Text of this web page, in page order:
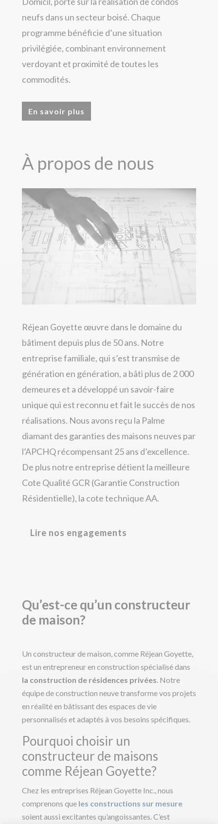
neufs dans un secteur boisé. Chaque
programme bénéficie d’une situation
privilégiée, combinant environnement
verdoyant et proximité de toutes les
commodités.
En savoir plus
À propos de nous
Réjean Goyette œuvre dans le domaine du
bâtiment depuis plus de 50 ans. Notre
entreprise familiale, qui s’est transmise de
génération en génération, a bâti plus de 2 000
demeures et a développé un savoir-faire
unique qui est reconnu et fait le succès de nos
réalisations. Nous avons reçu la Palme
diamant des garanties des maisons neuves par
l’APCHQ récompensant 25 ans d’excellence.
De plus notre entreprise détient la meilleure
Cote Qualité GCR (Garantie Construction
Résidentielle), la cote technique AA.
Lire nos engagements
Qu’est-ce qu’un constructeur
de maison?
Un constructeur de maison, comme Réjean Goyette,
est un entrepreneur en construction spécialisé dans
la construction de résidences privées . Notre
équipe de construction neuve transforme vos projets
en réalité en bâtissant des espaces de vie
personnalisés et adaptés à vos besoins spécifiques.
Pourquoi choisir un
constructeur de maisons
comme Réjean Goyette?
Chez les entreprises Réjean Goyette Inc., nous
comprenons que les constructions sur mesure
soient aussi excitantes qu’angoissantes. C’est